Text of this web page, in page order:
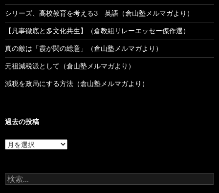
シリーズ、高校教育を考える3 英語（倉山塾メルマガより）
【凡事徹底と多文化共生】（倉教組リレーエッセー傑作選）
真の敵は「霞が関の総意」（倉山塾メルマガより）
元祖減税派として（倉山塾メルマガより）
減税を政局にする方法（倉山塾メルマガより）
過去の投稿
過
去
稿
検
索: